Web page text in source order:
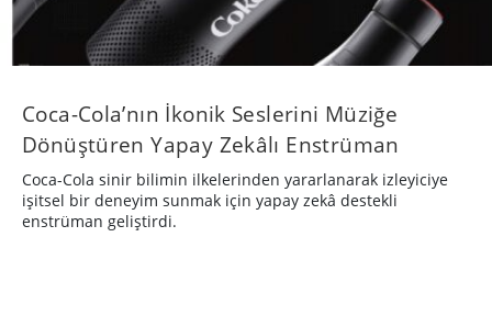
Coca-Cola’nın İkonik Seslerini Müziğe
Dönüştüren Yapay Zekâlı Enstrüman
Coca-Cola sinir bilimin ilkelerinden yararlanarak izleyiciye
işitsel bir deneyim sunmak için yapay zekâ destekli
enstrüman geliştirdi.